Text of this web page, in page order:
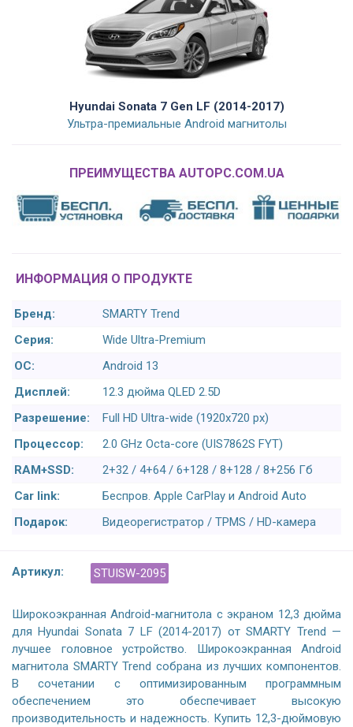
Hyundai Sonata 7 Gen LF (2014-2017)
Ультра-премиальные Android магнитолы
ПРЕИМУЩЕСТВА AUTOPC.COM.UA
ИНФОРМАЦИЯ О ПРОДУКТЕ
Бренд:
SMARTY Trend
Серия:
Wide Ultra-Premium
ОС:
Android 13
Дисплей:
12.3 дюйма QLED 2.5D
Разрешение:
Full HD Ultra-wide (1920x720 px)
Процессор:
2.0 GHz Octa-core (UIS7862S FYT)
RAM+SSD:
2+32 / 4+64 / 6+128 / 8+128 / 8+256 Гб
Car link:
Беспров. Apple CarPlay и Android Auto
Подарок:
Видеорегистратор / TPMS / HD-камера
Артикул: STUISW-2095
Широкоэкранная Android-магнитола с экраном 12,3 дюйма
для Hyundai Sonata 7 LF (2014-2017) от SMARTY Trend —
лучшее головное устройство. Широкоэкранная Android
магнитола SMARTY Trend собрана из лучших компонентов.
В сочетании с оптимизированным программным
обеспечением это обеспечивает высокую
производительность и надежность. Купить 12,3-дюймовую